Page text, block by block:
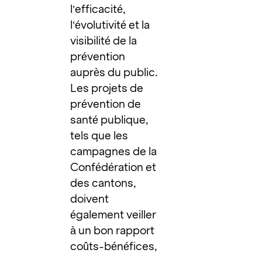
l’efficacité,
l’évolutivité et la
visibilité de la
prévention
auprès du public.
Les projets de
prévention de
santé publique,
tels que les
campagnes de la
Confédération et
des cantons,
doivent
également veiller
à un bon rapport
coûts-bénéfices,